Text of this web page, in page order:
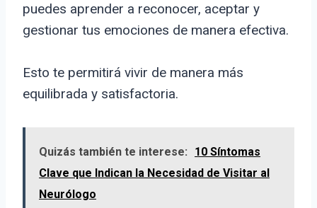
puedes aprender a reconocer, aceptar y
gestionar tus emociones de manera efectiva.
Esto te permitirá vivir de manera más
equilibrada y satisfactoria.
Quizás también te interese:
10 Síntomas
Clave que Indican la Necesidad de Visitar al
Neurólogo